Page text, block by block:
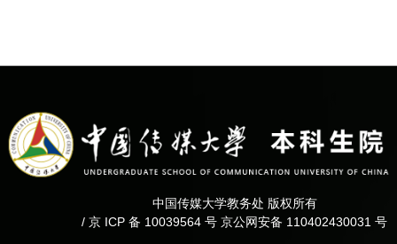
中国传媒大学教务处 版权所有
/ 京 ICP 备 10039564 号 京公网安备 110402430031 号